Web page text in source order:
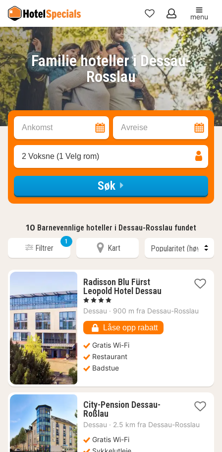
Mine
favoritter
menu
Familie hoteller i Dessau-
Rosslau
Ankomst Avreise
2 Voksne (1 Velg rom)
Søk
10 Barnevennlige hoteller i Dessau-Rosslau fundet
Filtrer
1
Kart
Radisson Blu Fürst
Leopold Hotel Dessau1
fra
kr.
, 4 Stjerner
Dessau · 900 m fra Dessau-Rosslau
Låse opp rabatt
Gratis Wi-Fi
Restaurant
Badstue
City-Pension Dessau-
Roßlau1
natt
669
kr.
Dessau · 2.5 km fra Dessau-Rosslau
Gratis Wi-Fi